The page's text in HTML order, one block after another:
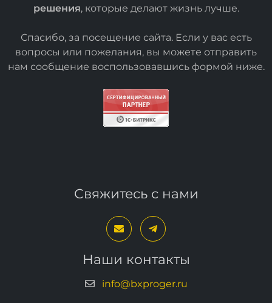
решения, которые делают жизнь лучше.
Спасибо, за посещение сайта. Если у вас есть
вопросы или пожелания, вы можете отправить
нам сообщение воспользовавшись формой ниже.
Свяжитесь с нами
Наши контакты
info@bxproger.ru